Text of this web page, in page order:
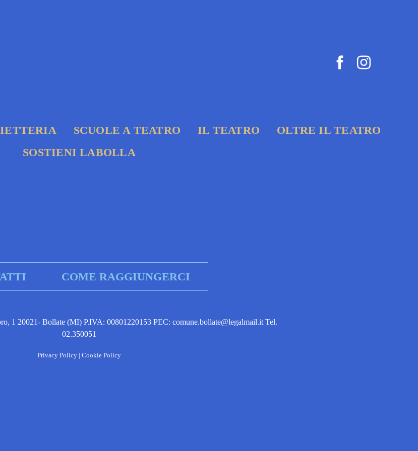
SCUOLE A TEATRO IL TEATRO
OLTRE IL TEATRO
SOSTIENI LABOLLA
COME RAGGIUNGERCI
1 20021- Bollate (MI) P.IVA: 00801220153 PEC: comune.bollate@legalmail.it Tel.
02.350051
Privacy Policy | Cookie Policy